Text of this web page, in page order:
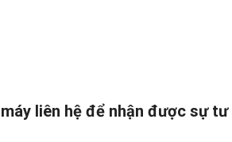
liên hệ để nhận được sự tư